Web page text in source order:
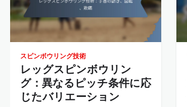
スピンボウリング技術
レッグスピンボウリン
グ：異なるピッチ条件に応
じたバリエーション